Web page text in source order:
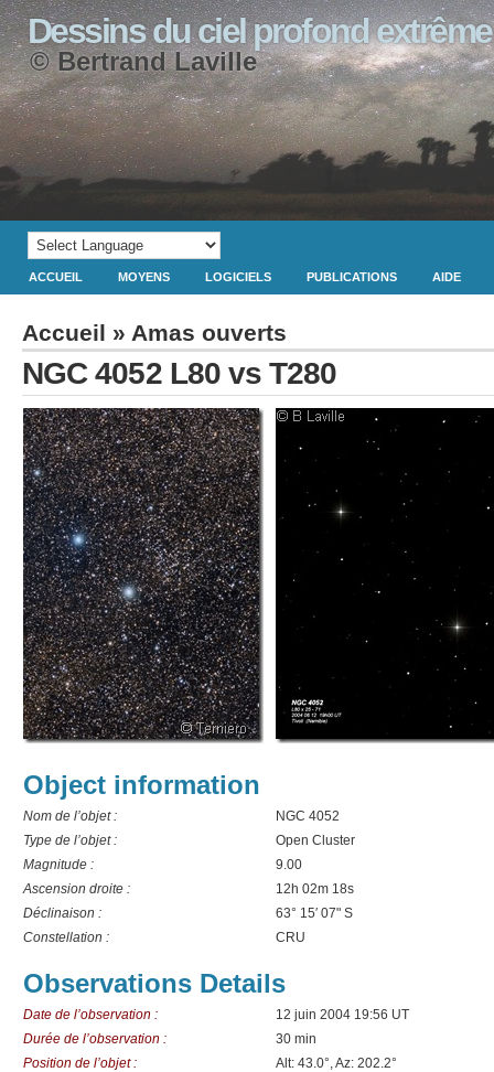
Dessins du ciel profond extrême
© Bertrand Laville
ACCUEIL MOYENS LOGICIELS PUBLICATIONS AIDE
Accueil » Amas ouverts
NGC 4052 L80 vs T280
Object information
Nom de l’objet :
NGC 4052
Type de l’objet :
Open Cluster
Magnitude :
9.00
Ascension droite :
12h 02m 18s
Déclinaison :
63° 15′ 07" S
Constellation :
CRU
Observations Details
Date de l’observation :
12 juin 2004 19:56 UT
Durée de l’observation :
30 min
Position de l’objet :
Alt: 43.0°, Az: 202.2°